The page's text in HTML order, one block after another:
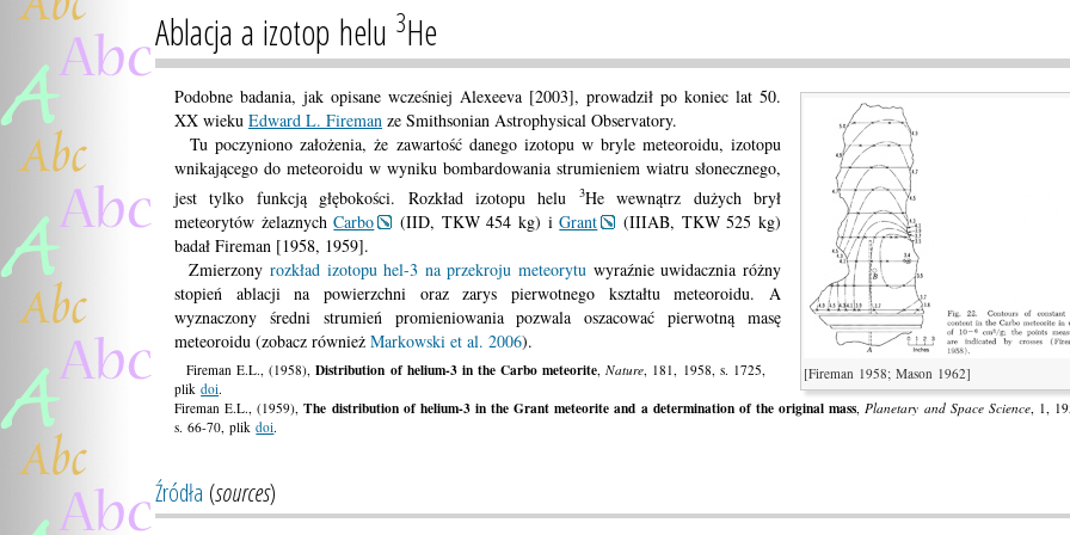
Ablacja a izotop helu 3He
[Fireman 1958; Mason 1962]
Podobne badania, jak opisane wcześniej Alexeeva [2003], prowadził po koniec lat 50.
XX wieku Edward L. Fireman ze Smithsonian Astrophysical Observatory.
Tu poczyniono założenia, że zawartość danego izotopu w bryle meteoroidu, izotopu
wnikającego do meteoroidu w wyniku bombardowania strumieniem wiatru słonecznego,
jest tylko funkcją głębokości. Rozkład izotopu helu
3He wewnątrz dużych brył
meteorytów żelaznychCarbo (IID, TKW 454 kg) iGrant
(IIIAB, TKW 525 kg)
badał Fireman [1958, 1959].
Zmierzony rozkład izotopu hel-3 na przekroju meteorytu wyraźnie uwidacznia różny
stopień ablacji na powierzchni oraz zarys pierwotnego kształtu meteoroidu. A
wyznaczony średni strumień promieniowania pozwala oszacować pierwotną masę
meteoroidu (zobacz również Markowski et al. 2006).
Fireman E.L., (1958),Distribution of helium-3 in the Carbo meteorite ,Nature , 181, 1958, s. 1725,
plikdoi.
Fireman E.L., (1959),The distribution of helium-3 in the Grant meteorite and a determination of the original mass Planetary and Space Science, 1,
s. 66-70, plikdoi.
Źródła (sources)